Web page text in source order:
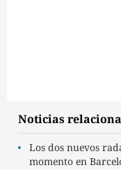
Noticias
Los dos nuevos
momento en